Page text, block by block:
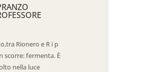
Rionero e R i p
scorre: fermenta. È
nella luce